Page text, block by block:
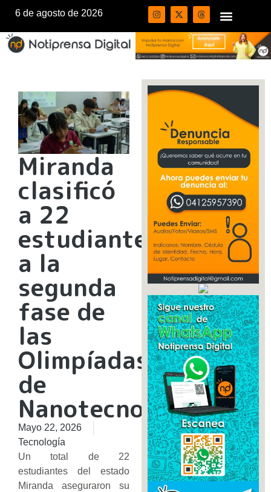
6 de agosto de 2026
Miranda
clasificó
a 22
estudiantes
a la
segunda
fase de
las
Olimpíadas
de
Nanotecnología
Mayo 22, 2026
Tecnología
Un total de 22
estudiantes del estado
Miranda aseguraron su